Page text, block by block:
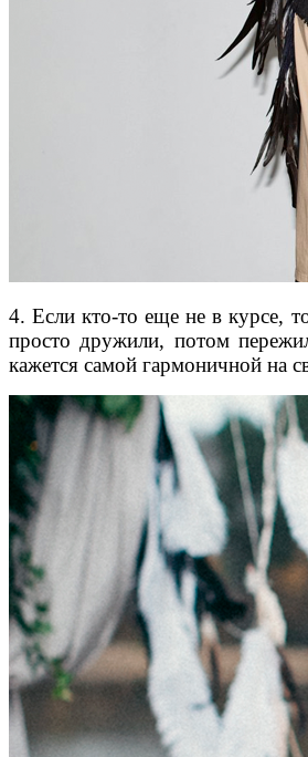
4. Если кто-то еще не в курсе,
просто дружили, потом
кажется самой гармоничной на